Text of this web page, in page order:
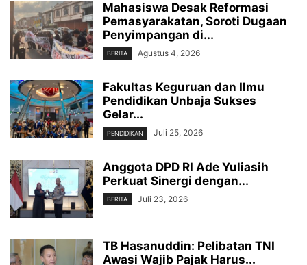
Mahasiswa Desak Reformasi
Pemasyarakatan, Soroti Dugaan
Penyimpangan di...
BERITA Agustus 4, 2026
Fakultas Keguruan dan Ilmu
Pendidikan Unbaja Sukses
Gelar...
PENDIDIKAN Juli 25, 2026
Anggota DPD RI Ade Yuliasih
Perkuat Sinergi dengan...
BERITA Juli 23, 2026
TB Hasanuddin: Pelibatan TNI
Awasi Wajib Pajak Harus...